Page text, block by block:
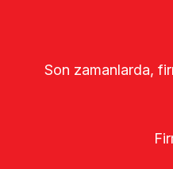
Son zamanlarda,